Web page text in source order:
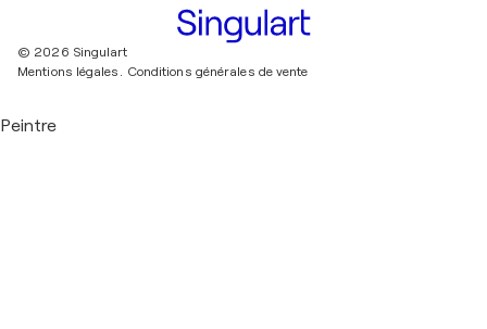
© 2026 Singulart
Mentions légales. Conditions générales de vente
Peintre